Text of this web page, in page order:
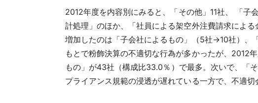
2012年度を内容別にみると、「その他」11社、 「子
計処理」のほか、「社員による架空外注費請求によ
増加したのは「子会社によるもの」（5社→10社）、
もとで粉飾決算の不適切な行為が多かったが、2012
もの」が43社（構成比33.0％）で最多。次いで、「
プライアンス規範の浸透が遅れている一方で、不適